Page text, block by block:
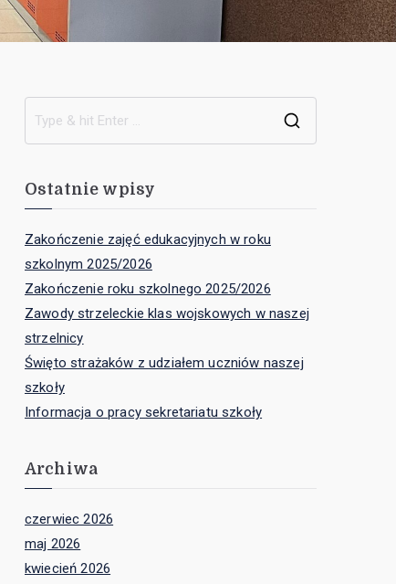
Ostatnie wpisy
Zakończenie zajęć edukacyjnych w roku
szkolnym 2025/2026
Zakończenie roku szkolnego 2025/2026
Zawody strzeleckie klas wojskowych w naszej
strzelnicy
Święto strażaków z udziałem uczniów naszej
szkoły
Informacja o pracy sekretariatu szkoły
Archiwa
czerwiec 2026
maj 2026
kwiecień 2026